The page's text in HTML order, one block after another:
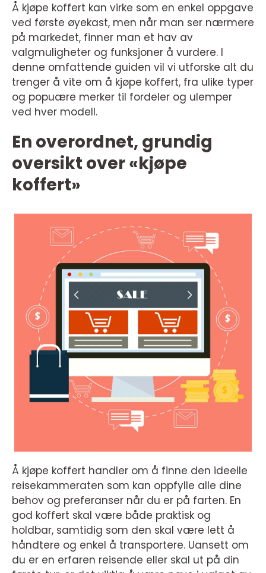
Å kjøpe koffert kan virke som en enkel oppgave
ved første øyekast, men når man ser nærmere
på markedet, finner man et hav av
valgmuligheter og funksjoner å vurdere. I
denne omfattende guiden vil vi utforske alt du
trenger å vite om å kjøpe koffert, fra ulike typer
og popuære merker til fordeler og ulemper
ved hver modell.
En overordnet, grundig
oversikt over «kjøpe
koffert»
Å kjøpe koffert handler om å finne den ideelle
reisekammeraten som kan oppfylle alle dine
behov og preferanser når du er på farten. En
god koffert skal være både praktisk og
holdbar, samtidig som den skal være lett å
håndtere og enkel å transportere. Uansett om
du er en erfaren reisende eller skal ut på din